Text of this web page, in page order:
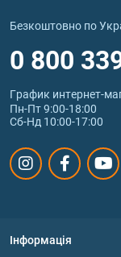
Безкоштовно по
0 800
График
Пн-Пт 9:00-18:00
Сб-Нд 10:00-17:00
Інформація